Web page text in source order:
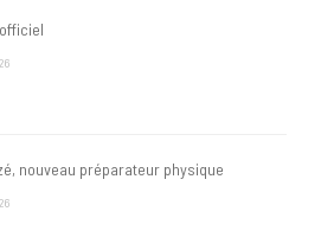
nouveau préparateur physique